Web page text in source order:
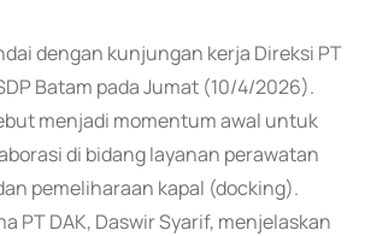
dengan kunjungan kerja Direksi PT
Batam pada Jumat (10/4/2026).
menjadi momentum awal untuk
di bidang layanan perawatan
pemeliharaan kapal (docking).
PT DAK, Daswir Syarif, menjelaskan